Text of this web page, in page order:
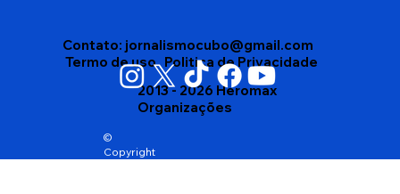
Contato: jornalismocubo@gmail.com
Termo de uso Politica de Privacidade
©
Copyright
2013 - 2026 Heromax
Organizações